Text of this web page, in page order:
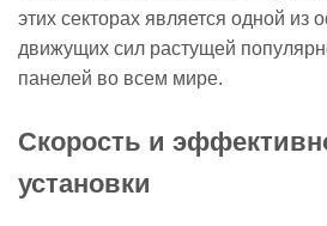
тепловые
характеристики
5
безопасность
и
этих секторах является одной из
движущих сил растущей
панелей во всем мире.
Скорость и
установки